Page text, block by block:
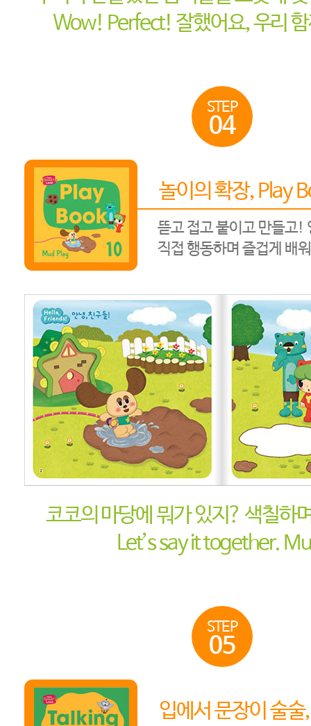
Wow! Perfect! 잘했어요, 우리
STEP
04
놀이의 확장, Play
뜯고 접고 붙이고 만들고!
직접 행동하며 즐겁게 배
코코의 마당에 뭐가 있지? 색칠하
Let’s say it together.
STEP
05
입에서 문장이 술